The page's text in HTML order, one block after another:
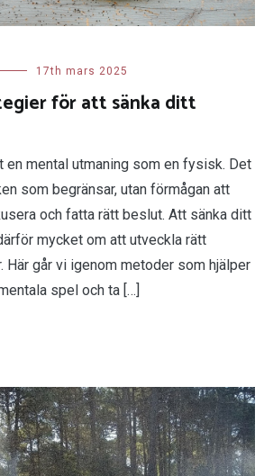
17th mars 2025
för att sänka ditt
en mental utmaning som en fysisk. Det
som begränsar, utan förmågan att
och fatta rätt beslut. Att sänka ditt
mycket om att utveckla rätt
Här går vi igenom metoder som hjälper
spel och ta […]